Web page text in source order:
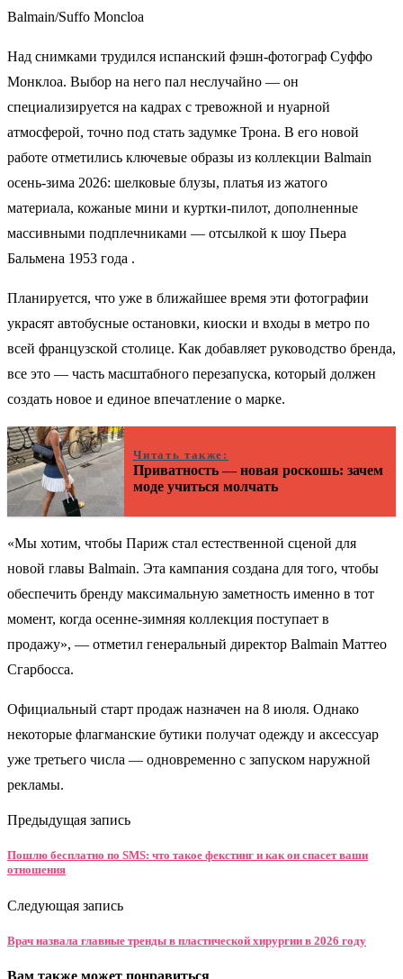
Balmain/Suffo Moncloa
Над снимками трудился испанский фэшн-фотограф Суффо
Монклоа. Выбор на него пал неслучайно — он
специализируется на кадрах с тревожной и нуарной
атмосферой, точно под стать задумке Трона. В его новой
работе отметились ключевые образы из коллекции Balmain
осень-зима 2026: шелковые блузы, платья из жатого
материала, кожаные мини и куртки-пилот, дополненные
массивными подплечниками — отсылкой к шоу Пьера
Бальмена 1953 года .
Планируется, что уже в ближайшее время эти фотографии
украсят автобусные остановки, киоски и входы в метро по
всей французской столице. Как добавляет руководство бренда,
все это — часть масштабного перезапуска, который должен
создать новое и единое впечатление о марке.
Читать также:
Приватность — новая роскошь: зачем
моде учиться молчать
«Мы хотим, чтобы Париж стал естественной сценой для
новой главы Balmain. Эта кампания создана для того, чтобы
обеспечить бренду максимальную заметность именно в тот
момент, когда осенне-зимняя коллекция поступает в
продажу», — отметил генеральный директор Balmain Маттео
Сгарбосса.
Официальный старт продаж назначен на 8 июля. Однако
некоторые флагманские бутики получат одежду и аксессуар
уже третьего числа — одновременно с запуском наружной
рекламы.
Предыдущая запись
Пошлю бесплатно по SMS: что такое фекстинг и как он спасет ваши
отношения
Следующая запись
Врач назвала главные тренды в пластической хирургии в 2026 году
Вам также может понравиться